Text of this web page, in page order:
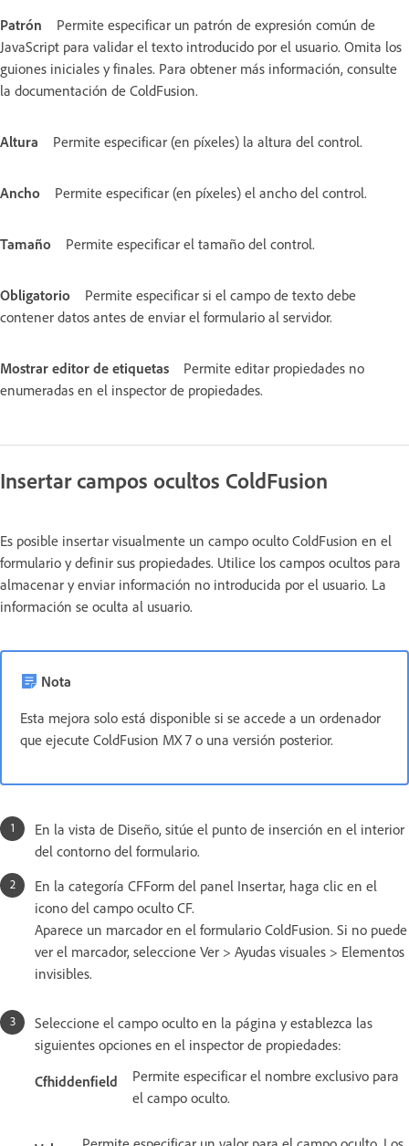
Patrón
Permite especificar un patrón de expresión común de
JavaScript para validar el texto introducido por el usuario. Omita los
guiones iniciales y finales. Para obtener más información, consulte
la documentación de ColdFusion.
Altura Permite especificar (en píxeles) la altura del control.
Ancho Permite especificar (en píxeles) el ancho del control.
Tamaño Permite especificar el tamaño del control.
Obligatorio
Permite especificar si el campo de texto debe
contener datos antes de enviar el formulario al servidor.
Mostrar editor de etiquetas
Permite editar propiedades no
enumeradas en el inspector de propiedades.
Insertar campos ocultos ColdFusion
Es posible insertar visualmente un campo oculto ColdFusion en el
formulario y definir sus propiedades. Utilice los campos ocultos para
almacenar y enviar información no introducida por el usuario. La
información se oculta al usuario.
Nota
Esta mejora solo está disponible si se accede a un ordenador
que ejecute ColdFusion MX 7 o una versión posterior.
En la vista de Diseño, sitúe el punto de inserción en el interior
del contorno del formulario.
En la categoría CFForm del panel Insertar, haga clic en el
icono del campo oculto CF.
Aparece un marcador en el formulario ColdFusion. Si no puede
ver el marcador, seleccione Ver > Ayudas visuales > Elementos
invisibles.
Seleccione el campo oculto en la página y establezca las
siguientes opciones en el inspector de propiedades:
Cfhiddenfield
Permite especificar el nombre exclusivo para
el campo oculto.